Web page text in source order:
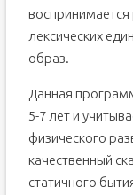
лексических
образ.
Данная
5-7 лет и
физического
качественный
статичного